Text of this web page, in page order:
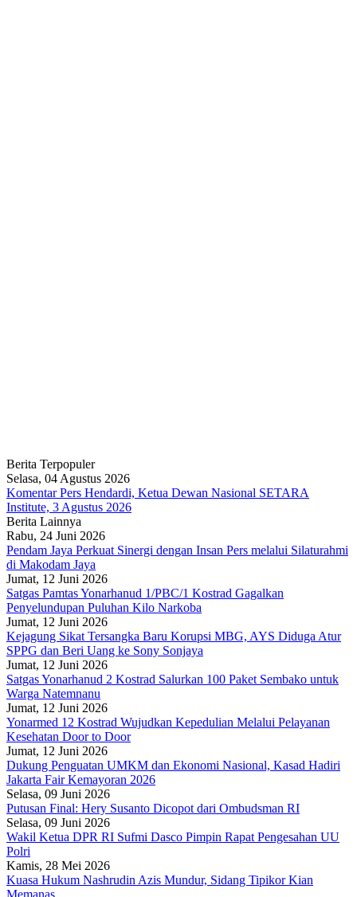
Berita Terpopuler
Selasa, 04 Agustus 2026
Komentar Pers Hendardi, Ketua Dewan Nasional SETARA
Institute, 3 Agustus 2026
Berita Lainnya
Rabu, 24 Juni 2026
Pendam Jaya Perkuat Sinergi dengan Insan Pers melalui Silaturahmi
di Makodam Jaya
Jumat, 12 Juni 2026
Satgas Pamtas Yonarhanud 1/PBC/1 Kostrad Gagalkan
Penyelundupan Puluhan Kilo Narkoba
Jumat, 12 Juni 2026
Kejagung Sikat Tersangka Baru Korupsi MBG, AYS Diduga Atur
SPPG dan Beri Uang ke Sony Sonjaya
Jumat, 12 Juni 2026
Satgas Yonarhanud 2 Kostrad Salurkan 100 Paket Sembako untuk
Warga Natemnanu
Jumat, 12 Juni 2026
Yonarmed 12 Kostrad Wujudkan Kepedulian Melalui Pelayanan
Kesehatan Door to Door
Jumat, 12 Juni 2026
Dukung Penguatan UMKM dan Ekonomi Nasional, Kasad Hadiri
Jakarta Fair Kemayoran 2026
Selasa, 09 Juni 2026
Putusan Final: Hery Susanto Dicopot dari Ombudsman RI
Selasa, 09 Juni 2026
Wakil Ketua DPR RI Sufmi Dasco Pimpin Rapat Pengesahan UU
Polri
Kamis, 28 Mei 2026
Kuasa Hukum Nashrudin Azis Mundur, Sidang Tipikor Kian
Memanas